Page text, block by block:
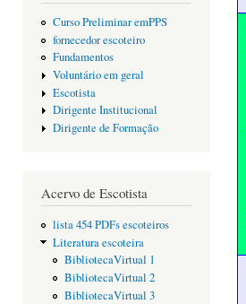
Curso Preliminar emPPS
fornecedor escoteiro
Fundamentos
Voluntário em geral
Escotista
Dirigente Institucional
Dirigente de Formação
Acervo de Escotista
lista 454 PDFs escoteiros
Literatura escoteira
BibliotecaVirtual 1
BibliotecaVirtual 2
BibliotecaVirtual 3